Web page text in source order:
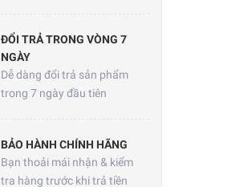
ĐỔI TRẢ TRONG VÒNG 7
NGÀY
Dễ dàng đổi trả sản phẩm
trong 7 ngày đầu tiên
BẢO HÀNH CHÍNH HÃNG
Bạn thoải mái nhận & kiểm
tra hàng trước khi trả tiền